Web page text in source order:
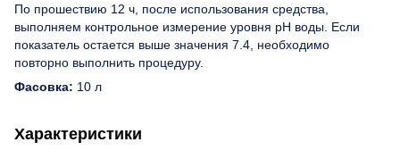
По прошествию 12 ч, после использования средства,
выполняем контрольное измерение уровня рН воды. Если
показатель остается выше значения 7.4, необходимо
повторно выполнить процедуру.
Фасовка: 10 л
Характеристики